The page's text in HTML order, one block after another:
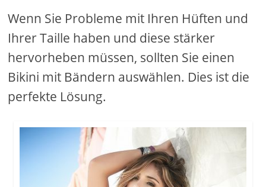
Wenn Sie Probleme mit Ihren Hüften und
Ihrer Taille haben und diese stärker
hervorheben müssen, sollten Sie einen
Bikini mit Bändern auswählen. Dies ist die
perfekte Lösung.